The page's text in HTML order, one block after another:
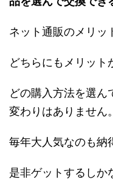
ネット通販のメリッ
どちらにもメリット
どの購入方法を選ん
変わりはありません。
毎年大人気なのも納
是非ゲットするしか